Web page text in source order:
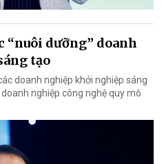
dưỡng” doanh
tạo
doanh nghiệp khởi nghiệp sáng
nghiệp công nghệ quy mô